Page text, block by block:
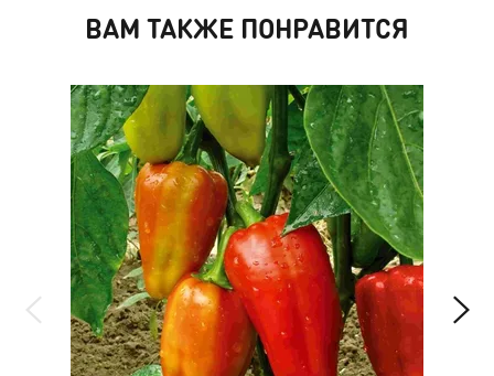
ВАМ ТАКЖЕ ПОНРАВИТСЯ